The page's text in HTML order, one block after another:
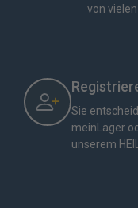
von
Sie
meinLager
unserem